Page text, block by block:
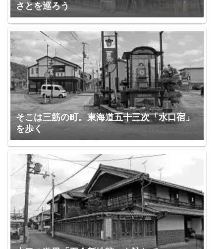
さとを巡ろう
そこは三筋の町。東海道五十三次「水口宿」
を歩く